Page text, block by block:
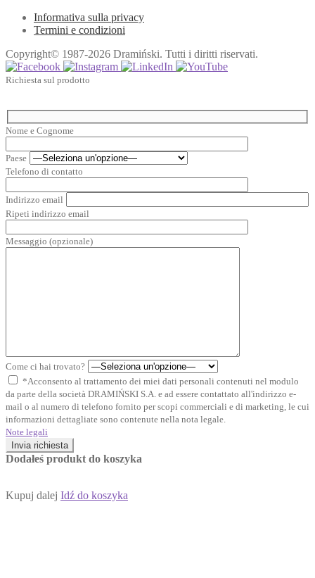
Informativa sulla privacy
Termini e condizioni
Copyright© 1987-2026 Dramiński. Tutti i diritti riservati.
Richiesta sul prodotto
Nome e Cognome
Paese
Telefono di contatto
Indirizzo email
Ripeti indirizzo email
Messaggio (opzionale)
Come ci hai trovato?
*Acconsento al trattamento dei miei dati personali contenuti nel modulo
da parte della società DRAMIŃSKI S.A. e ad essere contattato all'indirizzo e-
mail o al numero di telefono fornito per scopi commerciali e di marketing, le cui
informazioni dettagliate sono contenute nella nota legale.
Note legali
Invia richiesta
Dodałeś produkt do koszyka
Kupuj dalej Idź do koszyka